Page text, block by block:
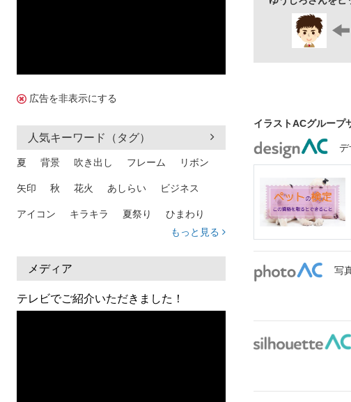
広告を非表示にする
人気キーワード（タグ）
夏 背景 吹き出し フレーム リボン
矢印 秋 花火 あしらい ビジネス
アイコン キラキラ 夏祭り ひまわり
熱中症
人物 暑中見舞い
日本地図 海
もっと見る
メディア
テレビでご紹介いただきました！
イラストACグループ
デ
写